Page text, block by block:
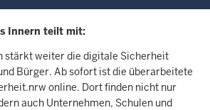
Innern teilt mit:
stärkt weiter die digitale Sicherheit
Bürger. Ab sofort ist die überarbeitete
online. Dort finden nicht nur
auch Unternehmen, Schulen und